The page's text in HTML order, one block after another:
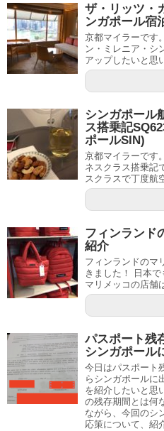
ザ・リッツ・
ンガポール宿
京都マイラーです
ン・ミレニア・シ
アップしたいと思
シンガポール
ス搭乗記
ポールSIN)
京都マイラーです
ネスクラス搭乗記
スクラスで丁度航
フィンランド
紹介
フィンランドのマ
きました！ 日本で
マリメッコの店舗
パスポート残
シンガポール
今日はパスポート
らシンガポールに
を紹介したいと思
の残存期間とは何
ながら、今回のシ
応策について、紹